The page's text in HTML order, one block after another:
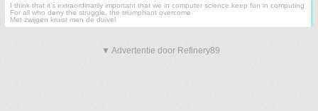
I think that it’s extraordinarily important that we in computer science keep fun in computing
For all who deny the struggle, the triumphant overcome
Met zwijgen kruist men de duivel
▼ Advertentie door Refinery89